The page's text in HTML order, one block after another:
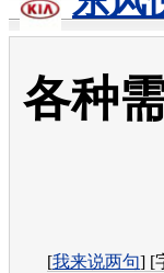
各种
[我来说两句] [